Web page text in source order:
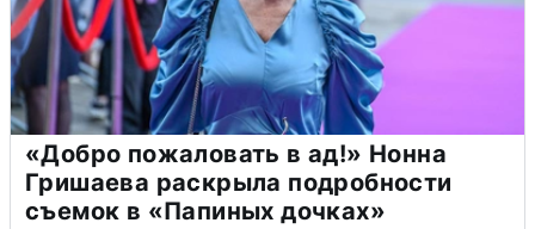
«Добро пожаловать в ад!» Нонна
Гришаева раскрыла подробности
съемок в «Папиных дочках»